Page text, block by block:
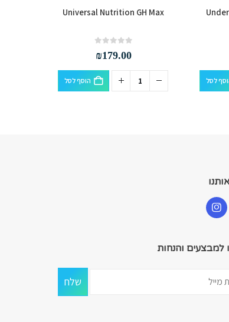
לסל
Universal Nutrition GH Max
₪179.00
הוסף לסל
למבצעים והנחות